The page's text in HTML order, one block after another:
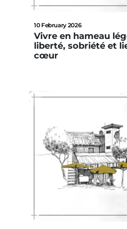
10 February 2026
Vivre en hameau
liberté, sobriété et
cœur